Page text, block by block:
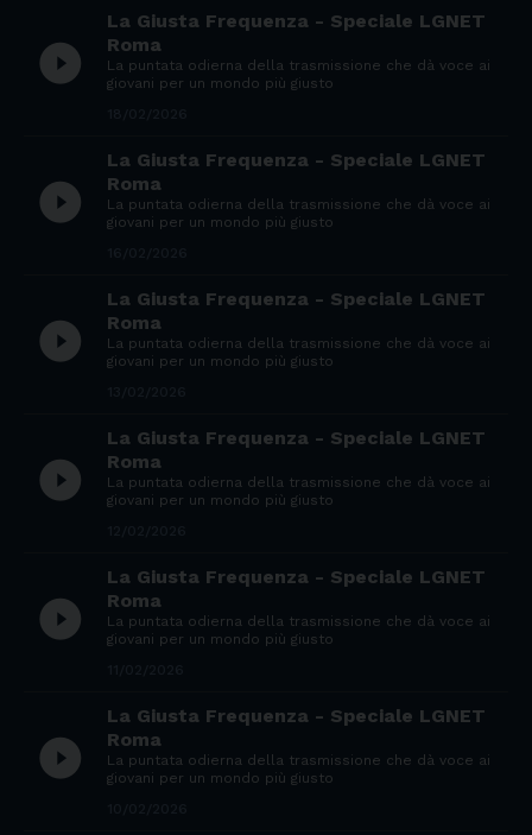
play_circle_filled
La Giusta Frequenza - Speciale LGNET
Roma
La puntata odierna della trasmissione che dà voce ai
giovani per un mondo più giusto
play_circle_filled
La Giusta Frequenza - Speciale LGNET
Roma
La puntata odierna della trasmissione che dà voce ai
giovani per un mondo più giusto
play_circle_filled
La Giusta Frequenza - Speciale LGNET
Roma
La puntata odierna della trasmissione che dà voce ai
giovani per un mondo più giusto
play_circle_filled
La Giusta Frequenza - Speciale LGNET
Roma
La puntata odierna della trasmissione che dà voce ai
giovani per un mondo più giusto
play_circle_filled
La Giusta Frequenza - Speciale LGNET
Roma
La puntata odierna della trasmissione che dà voce ai
giovani per un mondo più giusto
play_circle_filled
La Giusta Frequenza - Speciale LGNET
Roma
La puntata odierna della trasmissione che dà voce ai
giovani per un mondo più giusto